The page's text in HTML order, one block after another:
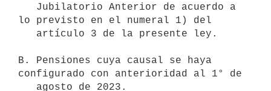
lo previsto en el numeral 1) del
B. Pensiones cuya causal se haya
configurado con anterioridad al 1° de